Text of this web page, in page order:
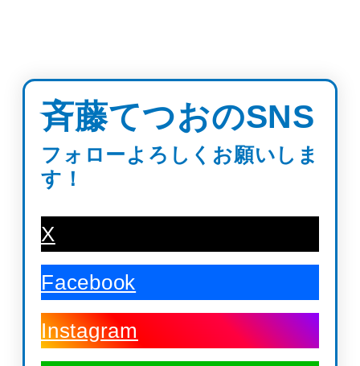
斉藤てつおのSNS
フォローよろしくお願いしま
す！
X
Facebook
Instagram